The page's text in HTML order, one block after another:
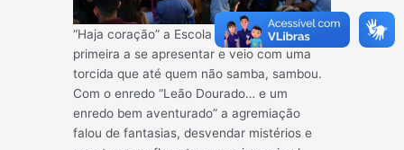
“Haja coração” a Escola Leão Dourado foi a
primeira a se apresentar e veio com uma
torcida que até quem não samba, sambou.
Com o enredo “Leão Dourado… e um
enredo bem aventurado” a agremiação
falou de fantasias, desvendar mistérios e